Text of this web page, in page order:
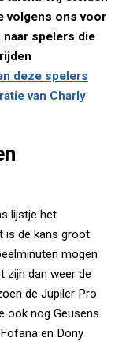
volgens ons voor
naar spelers die
deze spelers
van Charly
lijstje het
is de kans groot
mogen
zijn dan weer de
de Jupiler Pro
ook nog Geusens
en Dony